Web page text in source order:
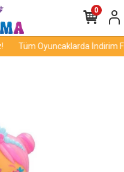
Tüm Oyuncaklarda İndirim
0